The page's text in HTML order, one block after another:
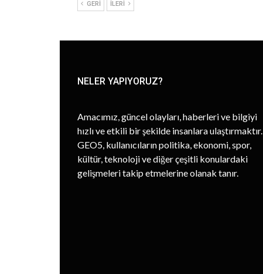
GERI İLERI
NELER YAPIYORUZ?
Amacımız, güncel olayları, haberleri ve bilgiyi
hızlı ve etkili bir şekilde insanlara ulaştırmaktır.
GEO5, kullanıcıların politika, ekonomi, spor,
kültür, teknoloji ve diğer çeşitli konulardaki
gelişmeleri takip etmelerine olanak tanır.